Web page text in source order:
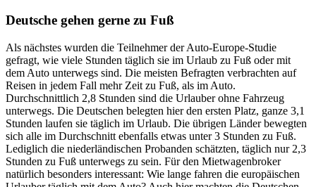
Deutsche gehen gerne zu Fuß
Als nächstes wurden die Teilnehmer der Auto-Europe-Studie
gefragt, wie viele Stunden täglich sie im Urlaub zu Fuß oder mit
dem Auto unterwegs sind. Die meisten Befragten verbrachten auf
Reisen in jedem Fall mehr Zeit zu Fuß, als im Auto.
Durchschnittlich 2,8 Stunden sind die Urlauber ohne Fahrzeug
unterwegs. Die Deutschen belegten hier den ersten Platz, ganze 3,1
Stunden laufen sie täglich im Urlaub. Die übrigen Länder bewegten
sich alle im Durchschnitt ebenfalls etwas unter 3 Stunden zu Fuß.
Lediglich die niederländischen Probanden schätzten, täglich nur 2,3
Stunden zu Fuß unterwegs zu sein. Für den Mietwagenbroker
natürlich besonders interessant: Wie lange fahren die europäischen